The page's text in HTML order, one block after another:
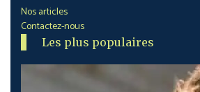
Nos articles
Contactez-nous
Les plus populaires